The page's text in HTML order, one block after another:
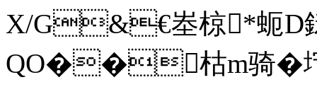
X/G&€峚椋*蚅D
QO��枯m骑�